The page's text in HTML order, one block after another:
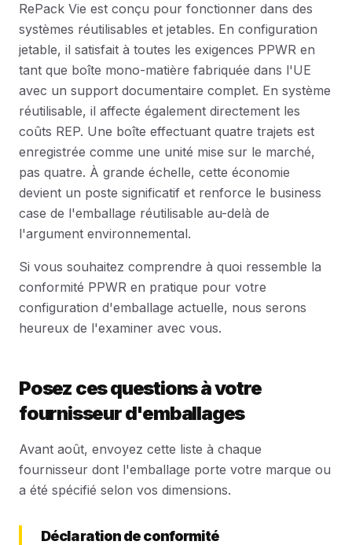
RePack Vie est conçu pour fonctionner dans des
systèmes réutilisables et jetables. En configuration
jetable, il satisfait à toutes les exigences PPWR en
tant que boîte mono-matière fabriquée dans l'UE
avec un support documentaire complet. En système
réutilisable, il affecte également directement les
coûts REP. Une boîte effectuant quatre trajets est
enregistrée comme une unité mise sur le marché,
pas quatre. À grande échelle, cette économie
devient un poste significatif et renforce le business
case de l'emballage réutilisable au-delà de
l'argument environnemental.
Si vous souhaitez comprendre à quoi ressemble la
conformité PPWR en pratique pour votre
configuration d'emballage actuelle, nous serons
heureux de l'examiner avec vous.
Posez ces questions à votre
fournisseur d'emballages
Avant août, envoyez cette liste à chaque
fournisseur dont l'emballage porte votre marque ou
a été spécifié selon vos dimensions.
Déclaration de conformité